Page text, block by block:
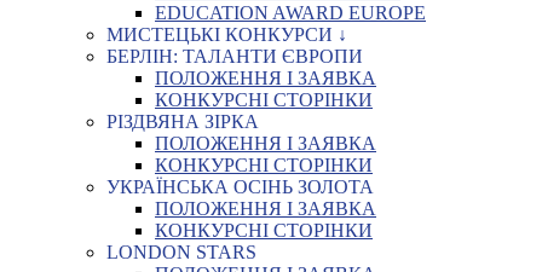
EDUCATION AWARD EUROPE
МИСТЕЦЬКІ КОНКУРСИ ↓
БЕРЛІН: ТАЛАНТИ ЄВРОПИ
ПОЛОЖЕННЯ І ЗАЯВКА
КОНКУРСНІ СТОРІНКИ
РІЗДВЯНА ЗІРКА
ПОЛОЖЕННЯ І ЗАЯВКА
КОНКУРСНІ СТОРІНКИ
УКРАЇНСЬКА ОСІНЬ ЗОЛОТА
ПОЛОЖЕННЯ І ЗАЯВКА
КОНКУРСНІ СТОРІНКИ
LONDON STARS